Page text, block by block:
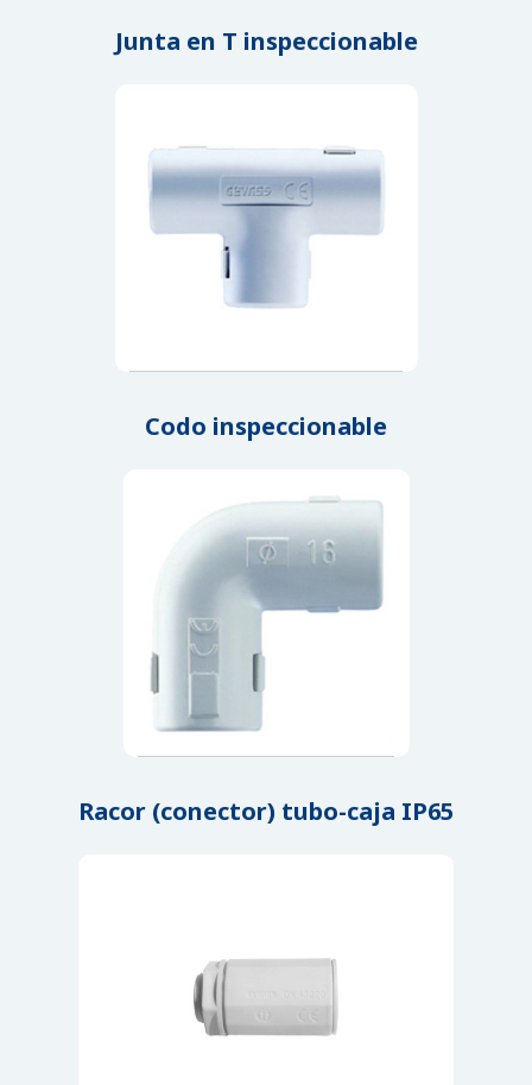
Junta en T inspeccionable
Codo inspeccionable
Racor (conector) tubo-caja IP65